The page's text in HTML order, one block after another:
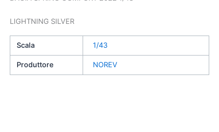
LIGHTNING SILVER
Scala 1/43
Produttore NOREV